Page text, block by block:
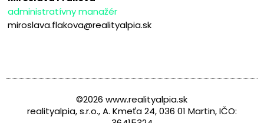
administratívny manažér
miroslava.flakova@realityalpia.sk
©2026 www.realityalpia.sk
realityalpia, s.r.o., A. Kmeťa 24, 036 01 Martin, IČO: